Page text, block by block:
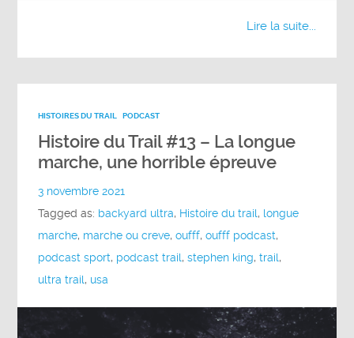
Lire la suite...
HISTOIRES DU TRAIL PODCAST
Histoire du Trail #13 – La longue
marche, une horrible épreuve
3 novembre 2021
Tagged as: backyard ultra, Histoire du trail, longue
marche, marche ou creve,oufff,oufff podcast,
podcast sport, podcast trail,stephen king,trail,
ultra trail, usa